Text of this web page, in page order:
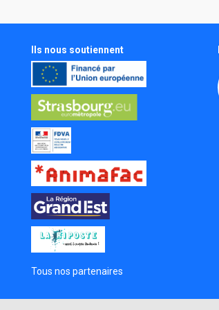
Ils nous soutiennent
Tous nos partenaires